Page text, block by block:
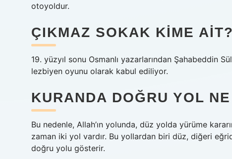
otoyoldur.
ÇIKMAZ SOKAK KIME AIT?
19. yüzyıl sonu Osmanlı yazarlarından Şahabeddin
lezbiyen oyunu olarak kabul ediliyor.
KURANDA DOĞRU YOL
Bu nedenle, Allah’ın yolunda, düz yolda yürüme
zaman iki yol vardır. Bu yollardan biri düz, diğeri
doğru yolu gösterir.